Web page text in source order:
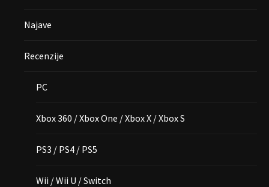
Najave
Recenzije
PC
Xbox 360 / Xbox One / Xbox X / Xbox S
PS3 / PS4 / PS5
Wii / Wii U / Switch